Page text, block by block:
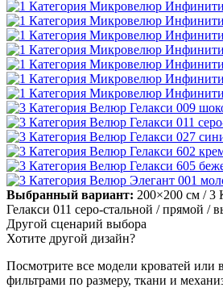
Выбранный вариант: 200×200 см / 3
Гелакси 011 серо-стальной / прямой /
Другой сценарий выбора
Хотите другой дизайн?
Посмотрите все модели кроватей или
фильтрами по размеру, ткани и